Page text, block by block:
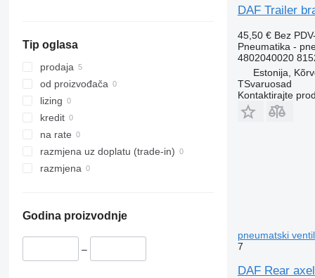
Tip oglasa
prodaja
od proizvođača
lizing
kredit
na rate
razmjena uz doplatu (trade-in)
razmjena
Godina proizvodnje
–
DAF Trailer
45,50 € Bez
Pneumatika -
4802040020
Estonija,
TSvaruosad
Kontaktirajte
pneumatski
7
DAF Rear